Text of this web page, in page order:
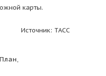
карты.
Источник: ТАСС
План,